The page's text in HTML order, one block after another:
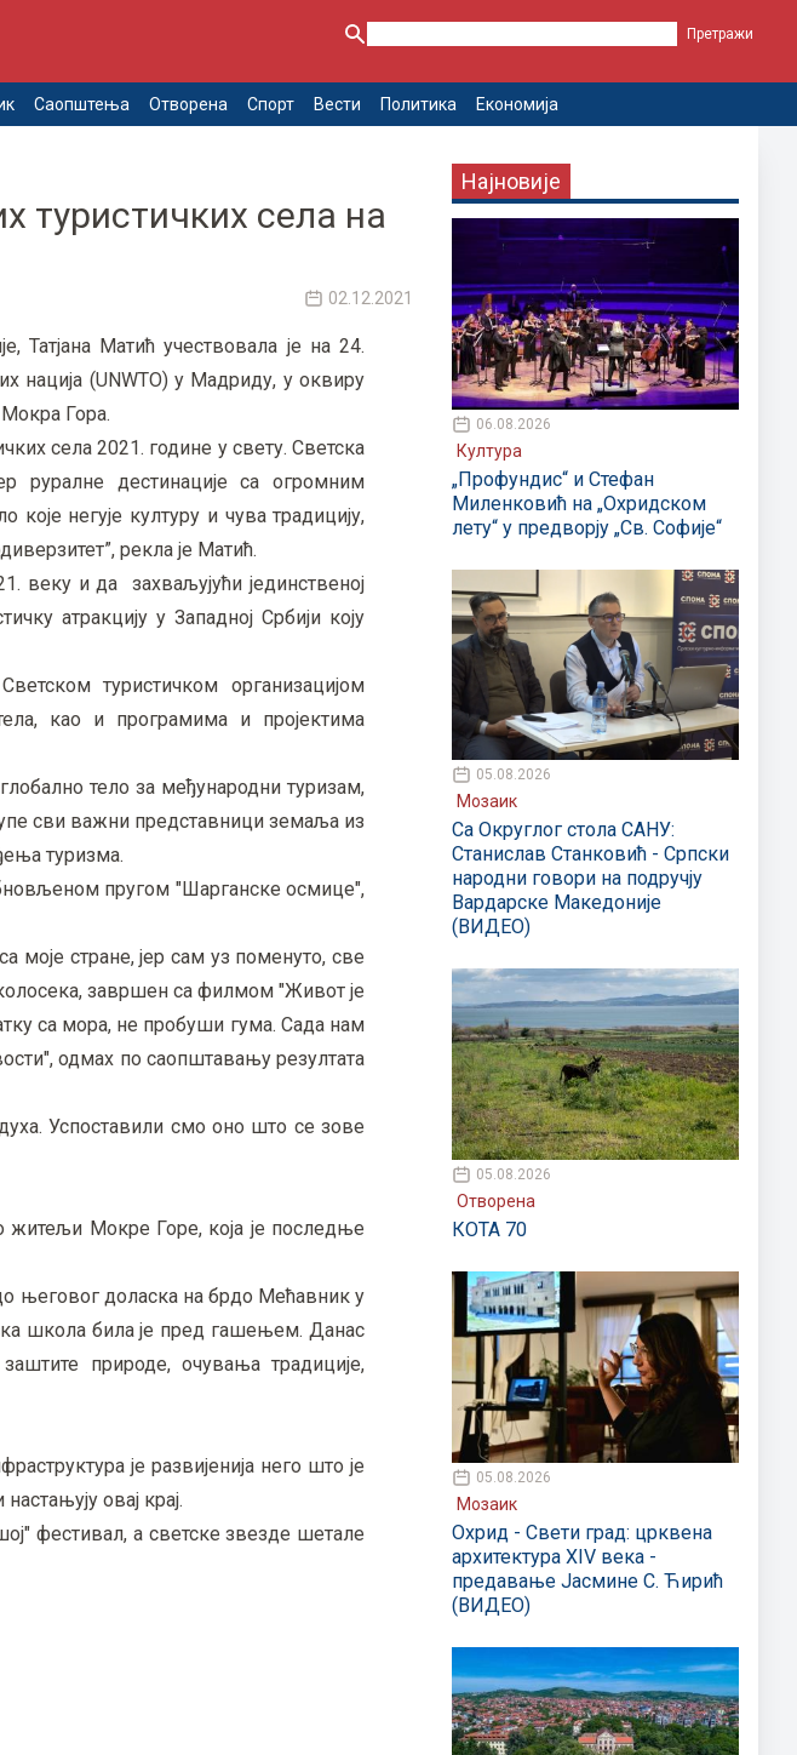
Саопштења Отворена Спорт Вести Политика Економија
туристичких села на
02.12.2021
Татјана Матић учествовала је на 24.
нација (UNWTO) у Мадриду, у оквиру
Мокра Гора.
села 2021. године у свету. Светска
руралне дестинације са огромним
негује културу и чува традицију,
рекла је Матић.
веку и да захваљујући јединственој
атракцију у Западној Србији коју
туристичком организацијом
као и програмима и пројектима
тело за међународни туризам,
сви важни представници земаља из
туризма.
пругом "Шарганске осмице",
моје стране, јер сам уз поменуто, све
завршен са филмом "Живот је
са мора, не пробуши гума. Сада нам
одмах по саопштавању резултата
Успоставили смо оно што се зове
житељи Мокре Горе, која је последње
његовог доласка на брдо Мећавник у
школа била је пред гашењем. Данас
природе, очувања традиције,
је развијенија него што је
овај крај.
фестивал, а светске звезде шетале
Најновије
06.08.2026
Култура
„Профундис“ и Стефан
Миленковић на „Охридском
лету“ у предворју „Св. Софије“
05.08.2026
Мозаик
Са Округлог стола САНУ:
Станислав Станковић - Српски
народни говори на подручју
Вардарске Македоније
(ВИДЕО)
05.08.2026
Отворена
КОТА 70
05.08.2026
Мозаик
Охрид - Свети град: црквена
архитектура XIV века -
предавање Јасмине С. Ћирић
(ВИДЕО)